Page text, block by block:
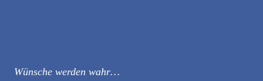
Wünsche werden wahr…